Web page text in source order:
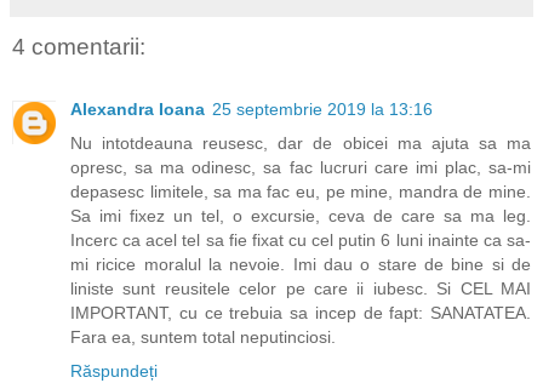
4 comentarii:
Alexandra Ioana 25 septembrie 2019 la 13:16
Nu intotdeauna reusesc, dar de obicei ma ajuta sa ma
opresc, sa ma odinesc, sa fac lucruri care imi plac, sa-mi
depasesc limitele, sa ma fac eu, pe mine, mandra de mine.
Sa imi fixez un tel, o excursie, ceva de care sa ma leg.
Incerc ca acel tel sa fie fixat cu cel putin 6 luni inainte ca sa-
mi ricice moralul la nevoie. Imi dau o stare de bine si de
liniste sunt reusitele celor pe care ii iubesc. Si CEL MAI
IMPORTANT, cu ce trebuia sa incep de fapt: SANATATEA.
Fara ea, suntem total neputinciosi.
Răspundeți